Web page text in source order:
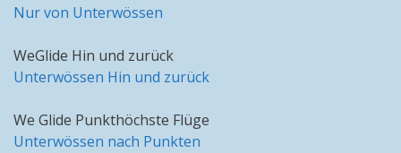
Nur von Unterwössen
WeGlide Hin und zurück
Unterwössen Hin und zurück
We Glide Punkthöchste Flüge
Unterwössen nach Punkten